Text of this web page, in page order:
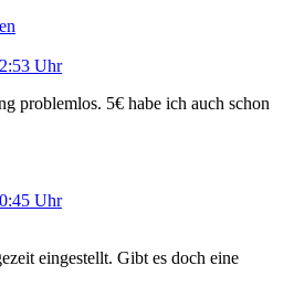
Uhr
problemlos. 5€ habe ich auch schon
Uhr
eingestellt. Gibt es doch eine